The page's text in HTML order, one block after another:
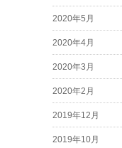
2020年5月
2020年4月
2020年3月
2020年2月
2019年12月
2019年10月